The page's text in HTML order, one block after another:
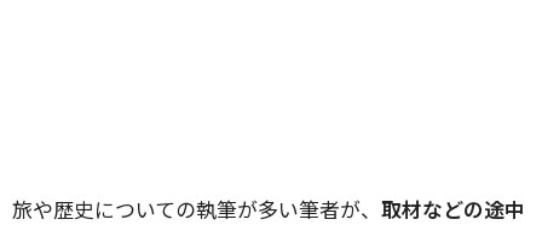
旅や歴史についての執筆が多い筆者が、 取材などの途中